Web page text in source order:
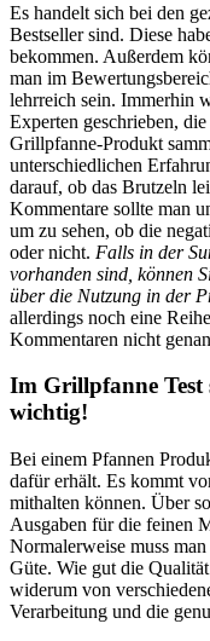
Es handelt sich bei den
Bestseller sind. Diese
bekommen. Außerdem
man im
lehrreich sein. Immerhin
Experten geschrieben,
Grillpfanne-Produkt
unterschiedlichen
darauf, ob das Brutzeln
Kommentare sollte man
um zu sehen, ob die
oder nicht. Falls in der
vorhanden sind, können
über die Nutzung in der
allerdings noch eine
Kommentaren nicht
Im Grillpfanne Test
wichtig!
Bei einem Pfannen
dafür erhält. Es kommt
mithalten können. Über
Ausgaben für die feinen
Normalerweise muss
Güte. Wie gut die
widerum von
Verarbeitung und die